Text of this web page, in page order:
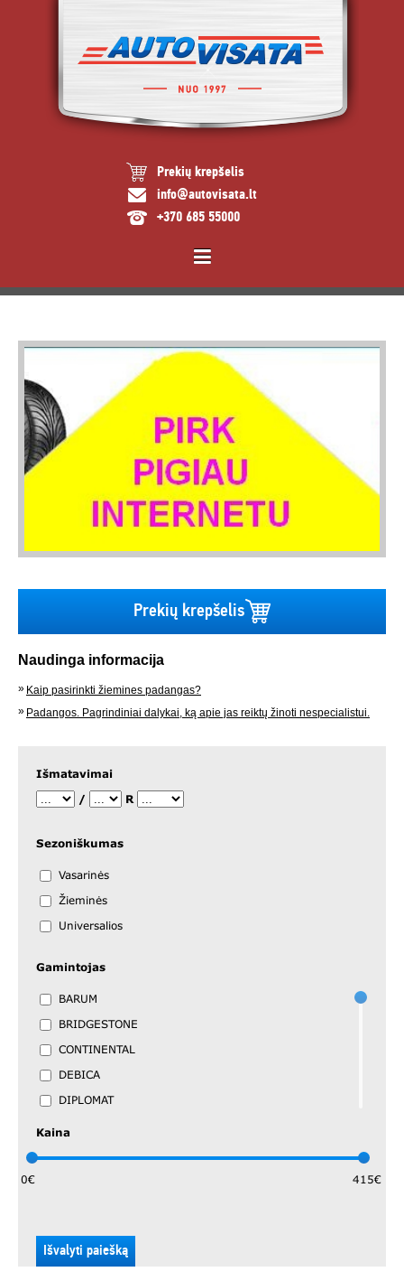
Prekių krepšelis
info@autovisata.lt
+370 685 55000
Prekių krepšelis
Naudinga informacija
Kaip pasirinkti žiemines padangas?
Padangos. Pagrindiniai dalykai, ką apie jas reiktų žinoti nespecialistui.
Išmatavimai
/
R
Sezoniškumas
Vasarinės
Žieminės
Universalios
Gamintojas
BARUM
BRIDGESTONE
CONTINENTAL
DEBICA
DIPLOMAT
HANKOOK
Kaina
0€ 415€
Išvalyti paiešką